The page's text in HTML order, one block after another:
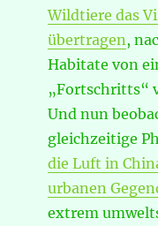
Wildtiere das
übertragen,
Habitate von
„Fortschritts“
Und nun
gleichzeitige
die Luft in
urbanen
extrem